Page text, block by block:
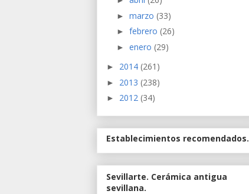
► marzo (33)
► febrero (26)
► enero (29)
► 2014 (261)
► 2013 (238)
► 2012 (34)
Establecimientos recomendados.
Sevillarte. Cerámica antigua
sevillana.